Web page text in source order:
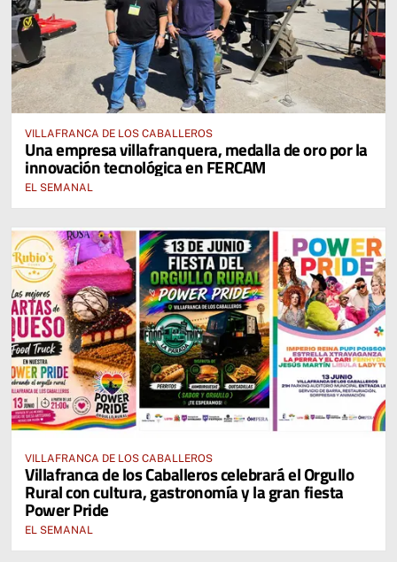
VILLAFRANCA DE LOS CABALLEROS
Una empresa villafranquera, medalla de oro por la
innovación tecnológica en FERCAM
EL SEMANAL
VILLAFRANCA DE LOS CABALLEROS
Villafranca de los Caballeros celebrará el Orgullo
Rural con cultura, gastronomía y la gran fiesta
Power Pride
EL SEMANAL